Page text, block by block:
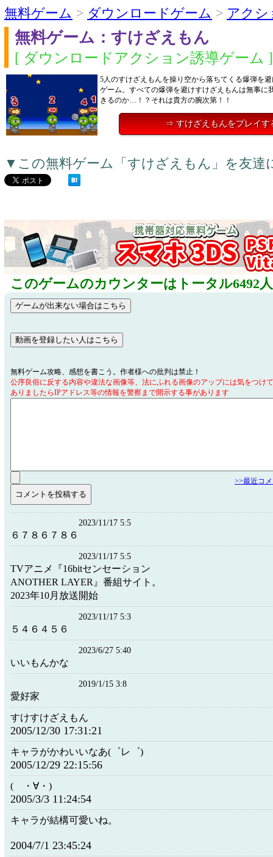
無料ゲーム > ダウンロードゲーム > アクシ
無料ゲーム：すけざえもん
[ ダウンロードアクション誘導ゲーム ]
5人のすけざえもんを操り空から落ちてくる爆弾を
ゲーム。すべての爆弾を避けすけざえもんは無事に
きるのか…！？それは貴方の腕次第！！
⇒ すけざえもんをプレイす
▼この無料ゲーム「すけざえもん」を友達
このゲームのカウンターはトータル6492
無料ゲーム攻略、感想を書こう。作者様への批判は禁止！
公序良俗に反する内容や違法な画像等、法にふれる画像のアップには気をつけ
ありましたらIPアドレス等の情報を警察まで開示する事があります
>>最近コ
2023/11/17 5:5
６７８６７８６
2023/11/17 5:5
TVアニメ『16bitセンセーション
ANOTHER LAYER』番組サイト。
2023年10月放送開始
2023/11/17 5:3
５４６４５６
2023/6/27 5:40
いいもんかな
2019/1/15 3:8
愛好家
すけすけざえもん
2005/12/30 17:31:21
キャラがかわいいなあ(゜レ゜)
2005/12/29 22:15:56
( ・∀・)
2005/3/3 11:24:54
キャラが結構可愛いね。
2004/7/1 23:45:24